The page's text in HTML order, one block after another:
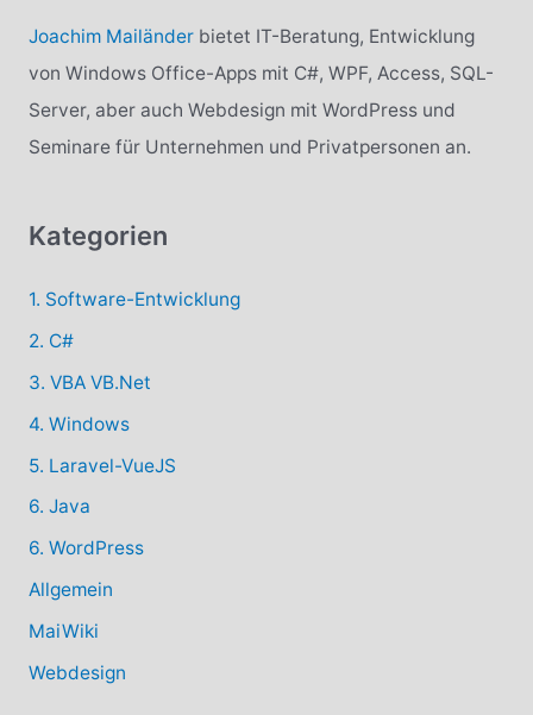
n
n
a
c
Joachim Mailänderbietet IT-Beratung, Entwicklung
von Windows Office-Apps mit C#, WPF, Access, SQL-
Server, aber auch Webdesign mit WordPress und
Seminare für Unternehmen und Privatpersonen an.
Kategorien
1. Software-Entwicklung
2. C#
3. VBA VB.Net
4. Windows
5. Laravel-VueJS
6. Java
6. WordPress
Allgemein
MaiWiki
Webdesign